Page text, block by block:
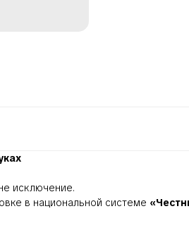
исключение.
в национальной системе